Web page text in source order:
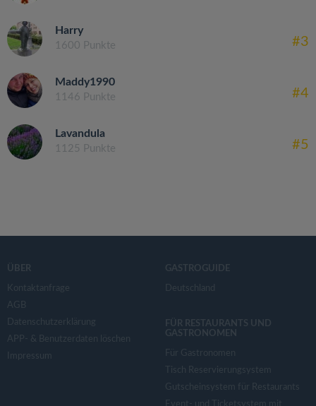
Harry
1600 Punkte #3
Maddy1990
1146 Punkte #4
Lavandula
1125 Punkte #5
ÜBER
Kontaktanfrage
AGB
Datenschutzerklärung
APP- & Benutzerdaten löschen
Impressum
GASTROGUIDE
Deutschland
FÜR RESTAURANTS UND
GASTRONOMEN
Für Gastronomen
Tisch Reservierungsystem
Gutscheinsystem für Restaurants